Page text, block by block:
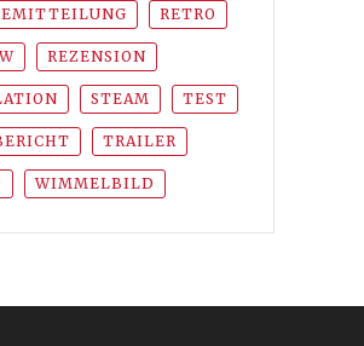
RETRO
REZENSION
STEAM TEST
TRAILER
WIMMELBILD